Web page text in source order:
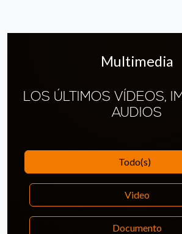
Multimedia
LOS ÚLTIMOS VÍDEOS,
AUDIOS
Todo(s)
Video
Documento